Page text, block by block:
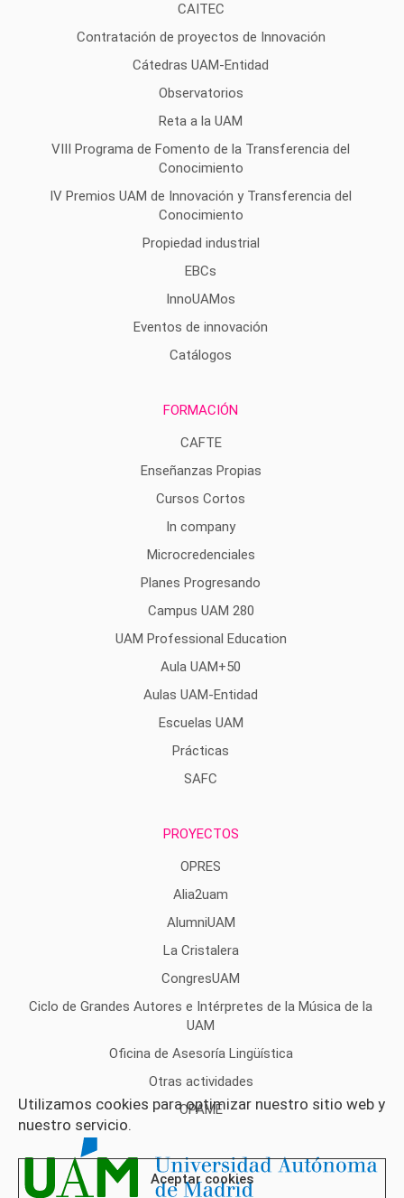
Utilizamos cookies para optimizar nuestro sitio web y
nuestro servicio.
Aceptar cookies
CAITEC
Contratación de proyectos de Innovación
Cátedras UAM-Entidad
Observatorios
Reta a la UAM
VIII Programa de Fomento de la Transferencia del
Conocimiento
IV Premios UAM de Innovación y Transferencia del
Conocimiento
Propiedad industrial
EBCs
InnoUAMos
Eventos de innovación
Catálogos
FORMACIÓN
CAFTE
Enseñanzas Propias
Cursos Cortos
In company
Microcredenciales
Planes Progresando
Campus UAM 280
UAM Professional Education
Aula UAM+50
Aulas UAM-Entidad
Escuelas UAM
Prácticas
SAFC
PROYECTOS
OPRES
Alia2uam
AlumniUAM
La Cristalera
CongresUAM
Ciclo de Grandes Autores e Intérpretes de la Música de la
UAM
Oficina de Asesoría Lingüística
Otras actividades
OPAME